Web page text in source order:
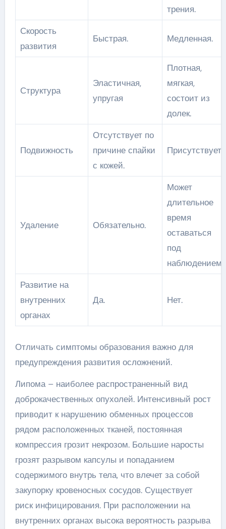
трения.
Скорость
развития
Быстрая. Медленная.
Структура
Эластичная,
упругая
Плотная,
мягкая,
состоит из
долек.
Подвижность
Отсутствует по
причине спайки
с кожей.
Присутствует.
Удаление Обязательно.
Может
длительное
время
оставаться
под
наблюдением.
Развитие на
внутренних
органах
Да. Нет.
Отличать симптомы образования важно для
предупреждения развития осложнений.
Липома – наиболее распространенный вид
доброкачественных опухолей. Интенсивный рост
приводит к нарушению обменных процессов
рядом расположенных тканей, постоянная
компрессия грозит некрозом. Большие наросты
грозят разрывом капсулы и попаданием
содержимого внутрь тела, что влечет за собой
закупорку кровеносных сосудов. Существует
риск инфицирования. При расположении на
внутренних органах высока вероятность разрыва